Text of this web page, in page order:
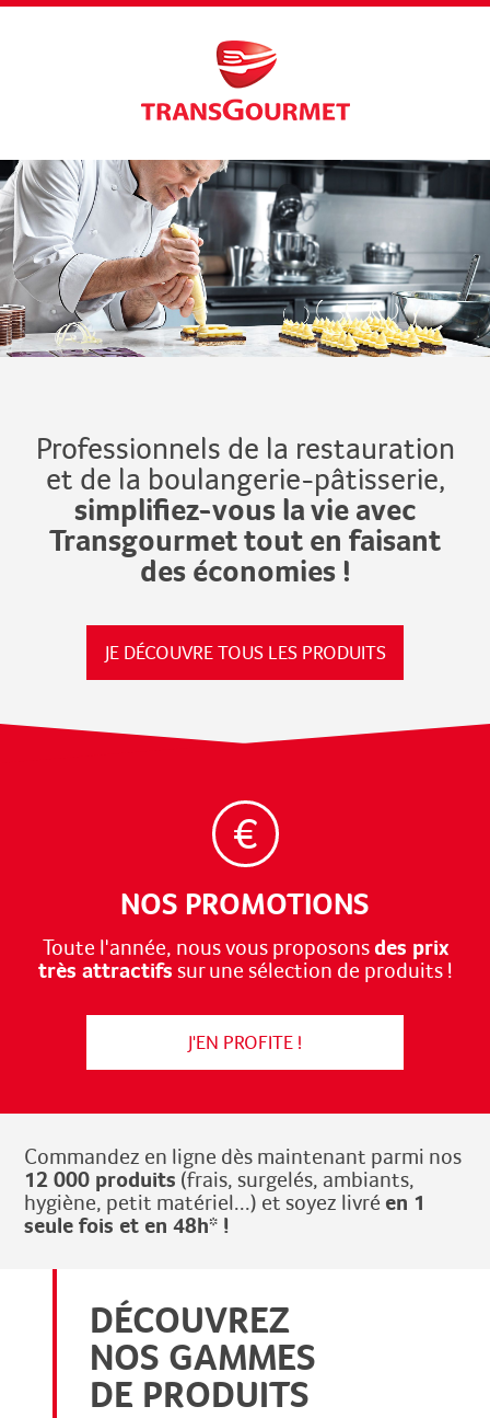
Professionnels de la restauration
et de la boulangerie-pâtisserie,
simplifiez-vous la vie avec
Transgourmet tout en faisant
des économies !
JE DÉCOUVRE TOUS LES PRODUITS
€
NOS PROMOTIONS
Toute l'année, nous vous proposonsdes prix
très attractifs sur une sélection de produits !
J'EN PROFITE !
Commandez en ligne dès maintenant parmi nos
12 000 produits (frais, surgelés, ambiants,
hygiène, petit matériel...) et soyez livré en 1
seule fois et en 48h* !
DÉCOUVREZ
NOS GAMMES
DE PRODUITS